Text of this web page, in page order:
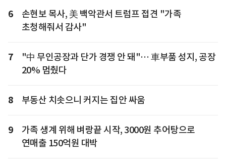
6
손현보 목사, 美 백악관서 트럼프 접견 "가족
초청해줘서 감사"
7
"中 무인공장과 단가 경쟁 안 돼"… 車부품 성지, 공장
20% 멈췄다
8 부동산 치솟으니 커지는 집안 싸움
9
가족 생계 위해 벼랑끝 시작, 3000원 추어탕으로
연매출 150억원 대박